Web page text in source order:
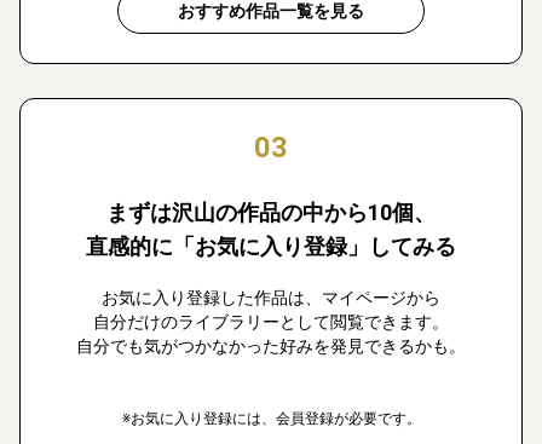
おすすめ作品一覧を見る
03
まずは沢山の作品の中から10個、
直感的に「お気に入り登録」してみる
お気に入り登録した作品は、マイページから
自分だけのライブラリーとして閲覧できます。
自分でも気がつかなかった好みを発見できるかも。
※お気に入り登録には、会員登録が必要です。